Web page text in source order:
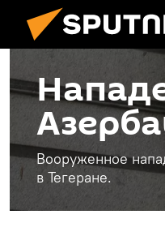
Вооруженное
в Тегеране.